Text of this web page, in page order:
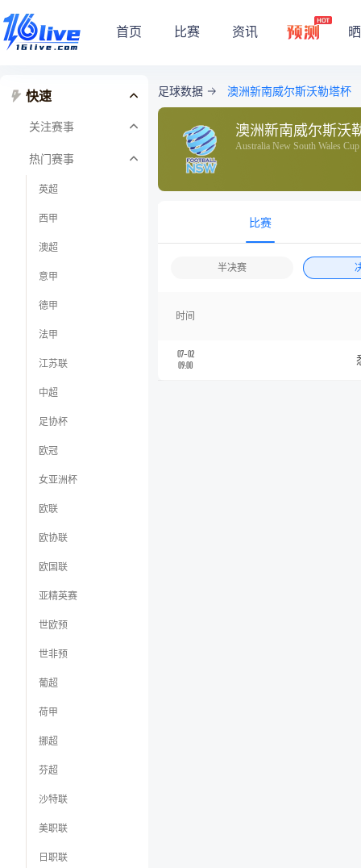
首页 比赛 资讯
快速
关注赛事
热门赛事
英超
西甲
澳超
意甲
德甲
法甲
江苏联
中超
足协杯
欧冠
女亚洲杯
欧联
欧协联
欧国联
亚精英赛
世欧预
世非预
葡超
荷甲
挪超
芬超
沙特联
美职联
日职联
足球数据 澳洲新南威尔斯沃勒塔杯
澳洲新南威尔斯沃
Australia New South Wales Cup
比赛
半决赛
时间
07-02
09:00